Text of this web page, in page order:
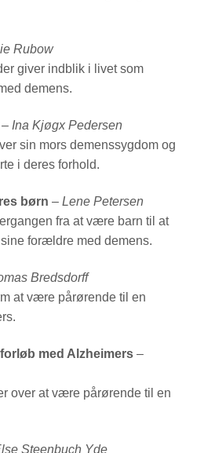
Rubow
giver indblik i livet som
demens.
– Ina Kjøgx Pedersen
sin mors demenssygdom og
i deres forhold.
børn – Lene Petersen
fra at være barn til at
forældre med demens.
Bredsdorff
at være pårørende til en
med Alzheimers –
over at være pårørende til en
Steenbuch Yde